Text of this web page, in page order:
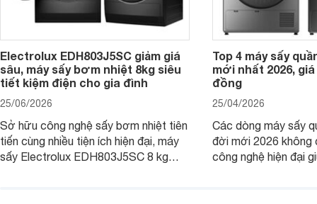
Electrolux EDH803J5SC giảm giá
sâu, máy sấy bơm nhiệt 8kg siêu
tiết kiệm điện cho gia đình
25/06/2026
Sở hữu công nghệ sấy bơm nhiệt tiên
tiến cùng nhiều tiện ích hiện đại, máy
sấy Electrolux EDH803J5SC 8 kg
Top 4 máy sấy
mới nhất 2026,
đồng
25/04/2026
Các dòng máy sấy
đời mới 2026
công nghệ hiện đại